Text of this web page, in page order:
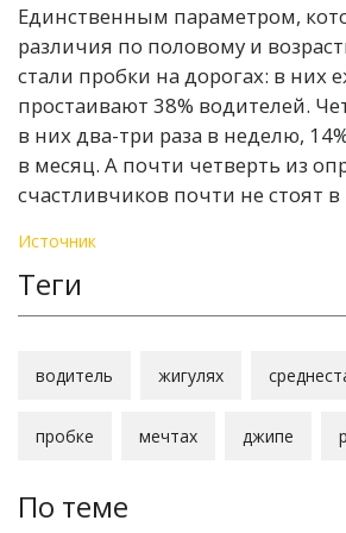
Единственным параметром,
различия по половому и
стали пробки на дорогах: в них
простаивают 38% водителей.
в них два-три раза в неделю,
в месяц. А почти четверть из
счастливчиков почти не стоят в
Источник
Теги
водитель жигулях
пробке мечтах джипе
По теме